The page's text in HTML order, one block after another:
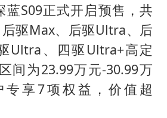
今年4位周星驰电影配角去世
号召领导带头休假 是大家不想休吗
中国五箭齐发反制美国
律师称“梅姨”若满75岁或不适用死刑
要给全体职工“应休尽休”的底气
S09正式开启预售，共
驱Max、后驱Ultra、后
Ultra、四驱Ultra+高定
间为23.99万元-30.99万
专享7项权益，价值超